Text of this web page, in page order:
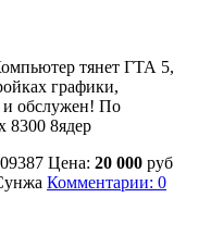
тянет ГТА 5,
графики,
и обслужен! По
8300 8ядер
Цена: 20 000 руб
Комментарии: 0